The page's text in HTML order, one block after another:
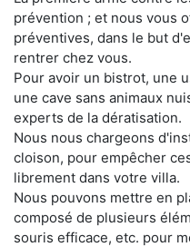
prévention ; et nous vous
préventives, dans le but
rentrer chez vous.
Pour avoir un bistrot, une
une cave sans animaux
experts de la dératisation.
Nous nous chargeons
cloison, pour empêcher
librement dans votre villa.
Nous pouvons mettre en
composé de plusieurs
souris efficace, etc. pour